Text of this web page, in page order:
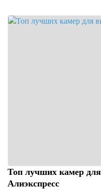
Топ лучших камер
Алиэкспресс